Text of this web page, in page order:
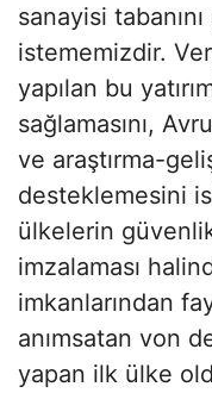
sanayisi
istememizdir.
yapılan bu
sağlamasını,
ve araştırma-
desteklemesini
ülkelerin
imzalaması
imkanlarından
anımsatan von
yapan ilk ülke